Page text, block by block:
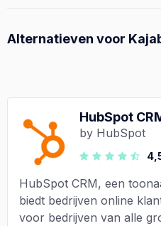
Alternatieven voor
HubSpot
by HubSpot
HubSpot CRM, een
biedt bedrijven online
voor bedrijven van alle